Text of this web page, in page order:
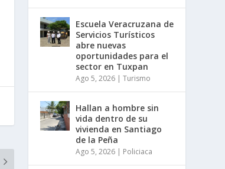
Escuela Veracruzana de
Servicios Turísticos
abre nuevas
oportunidades para el
sector en Tuxpan
Ago 5, 2026| Turismo
Hallan a hombre sin
vida dentro de su
vivienda en Santiago
de la Peña
Ago 5, 2026| Policiaca